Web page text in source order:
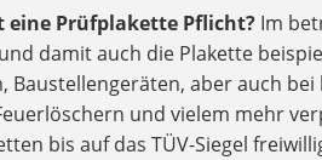
eine Prüfplakette Pflicht? Im
damit auch die Plakette
Baustellengeräten, aber auch
und vielem mehr
bis auf das TÜV-Siegel